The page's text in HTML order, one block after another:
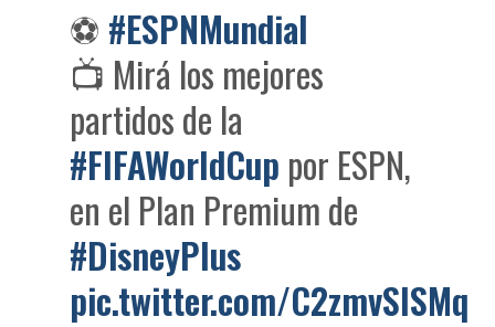
⚽ #ESPNMundial
📺 Mirá los mejores
partidos de la
#FIFAWorldCup por ESPN,
en el Plan Premium de
#DisneyPlus
pic.twitter.com/C2zmvSISMq